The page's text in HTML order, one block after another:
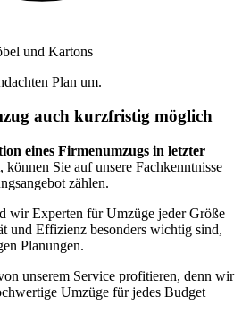
und Kartons
Plan um.
auch kurzfristig möglich
eines Firmenumzugs in letzter
können Sie auf unsere Fachkenntnisse
zählen.
wir Experten für Umzüge jeder Größe
und Effizienz besonders wichtig sind,
Planungen.
unserem Service profitieren, denn wir
Umzüge für jedes Budget